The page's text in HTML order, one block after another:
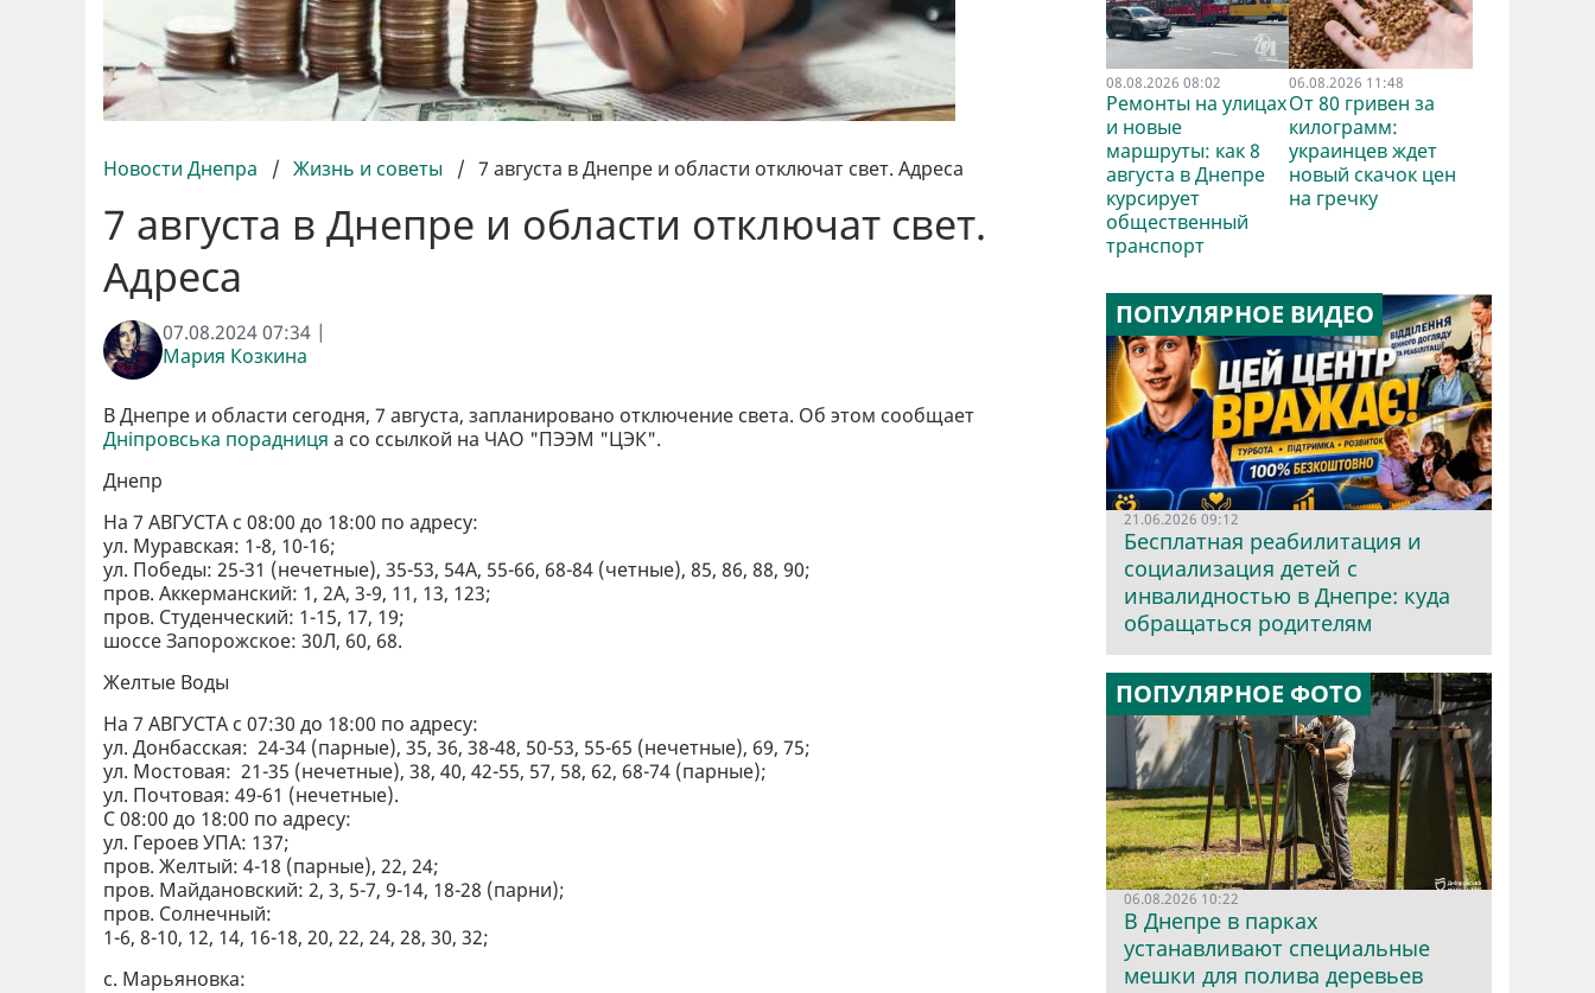
Новости Днепра / Жизнь и советы / 7 августа в Днепре и области отключат свет. Адреса
7 августа в Днепре и области отключат свет.
Адреса
07.08.2024 07:34 |
Мария Козкина
В Днепре и области сегодня, 7 августа, запланировано отключение света. Об этом сообщает
Дніпровська порадниця а со ссылкой на ЧАО "ПЭЭМ "ЦЭК".
Днепр
На 7 АВГУСТА с 08:00 до 18:00 по адресу:
ул. Муравская: 1-8, 10-16;
ул. Победы: 25-31 (нечетные), 35-53, 54А, 55-66, 68-84 (четные), 85, 86, 88, 90;
пров. Аккерманский: 1, 2А, 3-9, 11, 13, 123;
пров. Студенческий: 1-15, 17, 19;
шоссе Запорожское: 30Л, 60, 68.
Желтые Воды
На 7 АВГУСТА с 07:30 до 18:00 по адресу:
ул. Донбасская: 24-34 (парные), 35, 36, 38-48, 50-53, 55-65 (нечетные), 69, 75;
ул. Мостовая: 21-35 (нечетные), 38, 40, 42-55, 57, 58, 62, 68-74 (парные);
ул. Почтовая: 49-61 (нечетные).
С 08:00 до 18:00 по адресу:
ул. Героев УПА: 137;
пров. Желтый: 4-18 (парные), 22, 24;
пров. Майдановский: 2, 3, 5-7, 9-14, 18-28 (парни);
пров. Солнечный:
1-6, 8-10, 12, 14, 16-18, 20, 22, 24, 28, 30, 32;
с. Марьяновка:
08.08.2026 08:02
Ремонты на улицах
и новые
маршруты: как 8
августа в Днепре
курсирует
общественный
транспорт
06.08.2026 11:48
От 80 гривен за
килограмм:
украинцев ждет
новый скачок цен
на гречку
ПОПУЛЯРНОЕ ВИДЕО
21.06.2026 09:12
Бесплатная реабилитация и
социализация детей с
инвалидностью в Днепре: куда
обращаться родителям
ПОПУЛЯРНОЕ ФОТО
06.08.2026 10:22
В Днепре в парках
устанавливают специальные
мешки для полива деревьев